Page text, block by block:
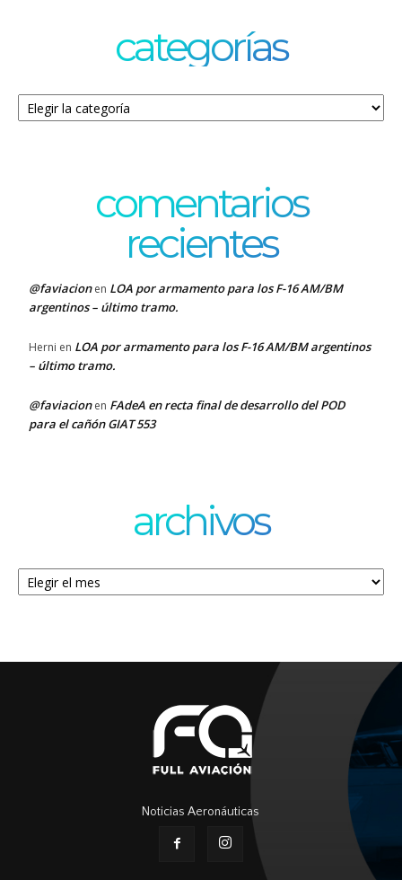
categorías
Categorías
comentarios
recientes
@faviacionen LOA por armamento para los F-16 AM/BM
argentinos – último tramo.
Herni en LOA por armamento para los F-16 AM/BM argentinos
– último tramo.
@faviacionen FAdeA en recta final de desarrollo del POD
para el cañón GIAT 553
archivos
Archivos
Noticias Aeronáuticas